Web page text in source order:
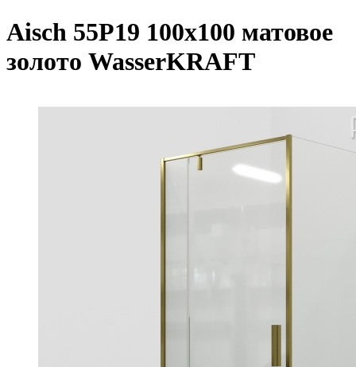
Aisch 55P19 100х100 матовое
золото WasserKRAFT